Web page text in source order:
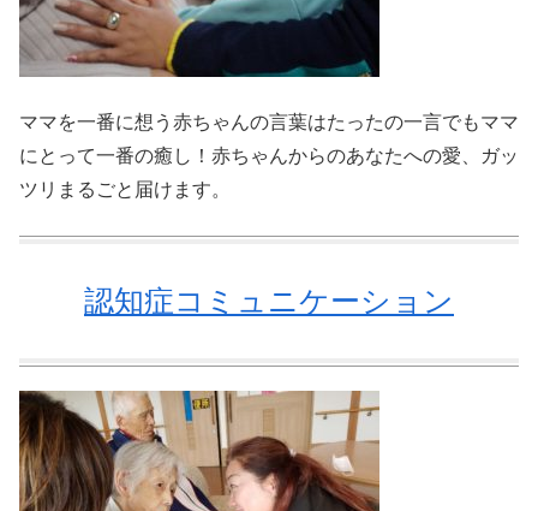
ママを一番に想う赤ちゃんの言葉はたったの一言でもママ
にとって一番の癒し！赤ちゃんからのあなたへの愛、ガッ
ツリまるごと届けます。
認知症コミュニケーション